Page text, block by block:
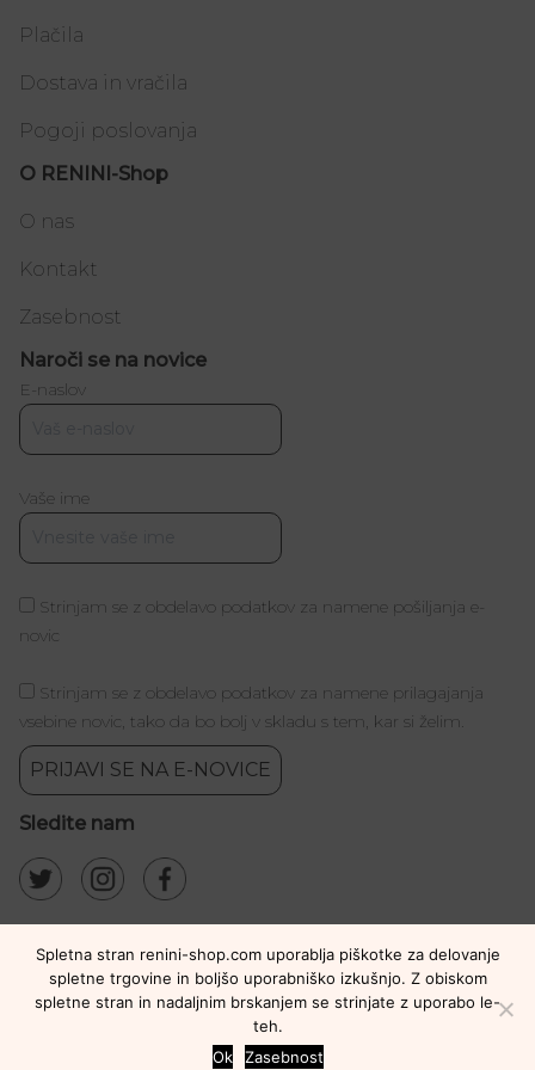
Plačila
Dostava in vračila
Pogoji poslovanja
O RENINI-Shop
O nas
Kontakt
Zasebnost
Naroči se na novice
E-naslov
Vaše ime
Strinjam se z obdelavo podatkov za namene pošiljanja e-
novic
Strinjam se z obdelavo podatkov za namene prilagajanja
vsebine novic, tako da bo bolj v skladu s tem, kar si želim.
PRIJAVI SE NA E-NOVICE
Sledite nam
Spletna stran renini-shop.com uporablja piškotke za delovanje
spletne trgovine in boljšo uporabniško izkušnjo. Z obiskom
spletne stran in nadaljnim brskanjem se strinjate z uporabo le-
teh.
Ok
Zasebnost